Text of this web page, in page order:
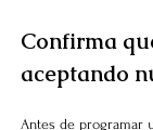
Confirma
aceptando
Antes de programar